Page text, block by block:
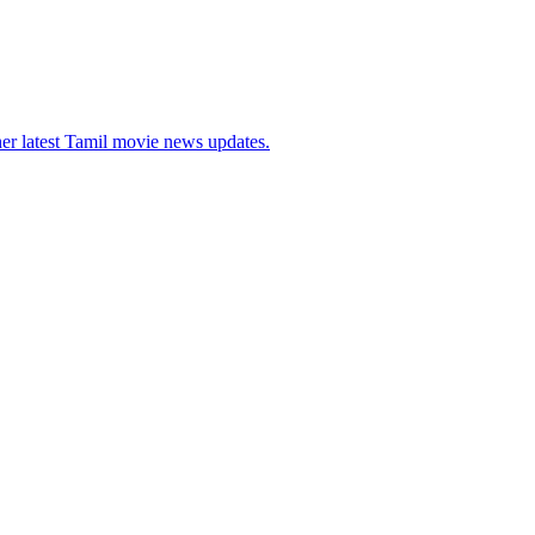
latest Tamil movie news updates.